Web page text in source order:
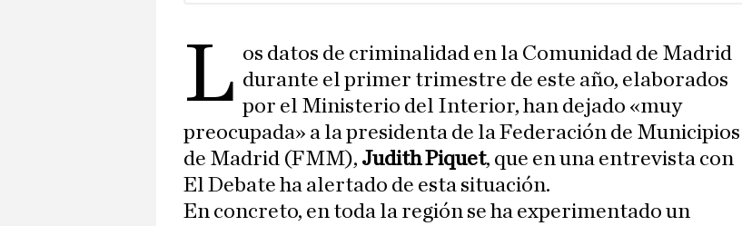
L os datos de criminalidad en la Comunidad de Madrid
durante el primer trimestre de este año, elaborados
por el Ministerio del Interior, han dejado «muy
preocupada» a la presidenta de la Federación de Municipios
de Madrid (FMM), Judith Piquet, que en una entrevista con
El Debate ha alertado de esta situación.
En concreto, en toda la región se ha experimentado un